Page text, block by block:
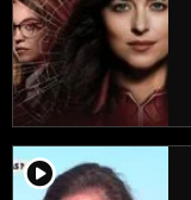
player2